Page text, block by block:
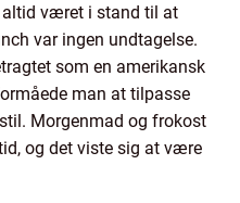
altid været i stand til at
var ingen undtagelse.
som en amerikansk
man at tilpasse
Morgenmad og frokost
og det viste sig at være